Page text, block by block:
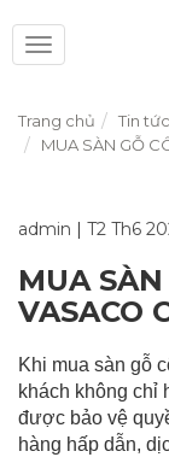
Toggle
navigation
Trang chủ
Tin tức
MUA SÀN GỖ
admin | T2 Th6
MUA
VASACO
Khi mua sàn gỗ
khách không chỉ
được bảo vệ
hàng hấp dẫn,